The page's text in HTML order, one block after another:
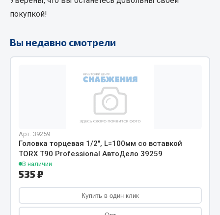
Угольники
Фитинги
Штуцеры
Весь раздел
покупкой!
Вы недавно смотрели
Арт. 39259
Головка торцевая 1/2", L=100мм со вставкой
TORX Т90 Professional АвтоДело 39259
В наличии
535 ₽
Купить в один клик